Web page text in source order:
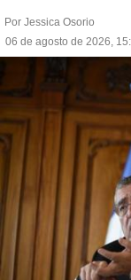
Por Jessica Osorio
06 de agosto de 2026,